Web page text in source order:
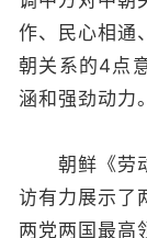
作、民心相通
朝关系的4点
涵和强劲动力。
朝鲜《劳动
访有力展示了
两党两国最高